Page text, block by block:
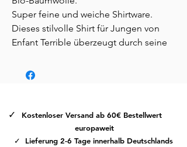
Super feine und weiche Shirtware.
Dieses stilvolle Shirt für Jungen von
Enfant Terrible überzeugt durch seine
Tragekomfort. Gefertigt aus 100% Bio-
sondern ist auch besonders
umweltfreundlich. Die dezente Farbe
Sand macht es zu einem vielseitigen
✓
Kostenloser Versand ab 60€ Bestellwert
europaweit
✓ Lieferung 2-6 Tage innerhalb Deutschlands